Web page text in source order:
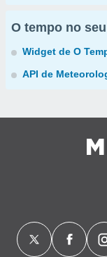
O tempo no
Widget de O
API de